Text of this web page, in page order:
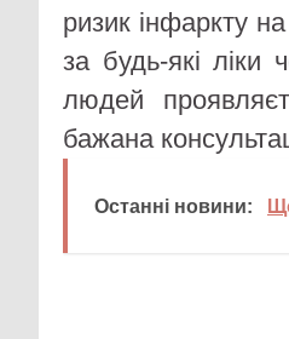
ризик інфаркту
за будь-які ліки
людей
бажана
Останні новини: